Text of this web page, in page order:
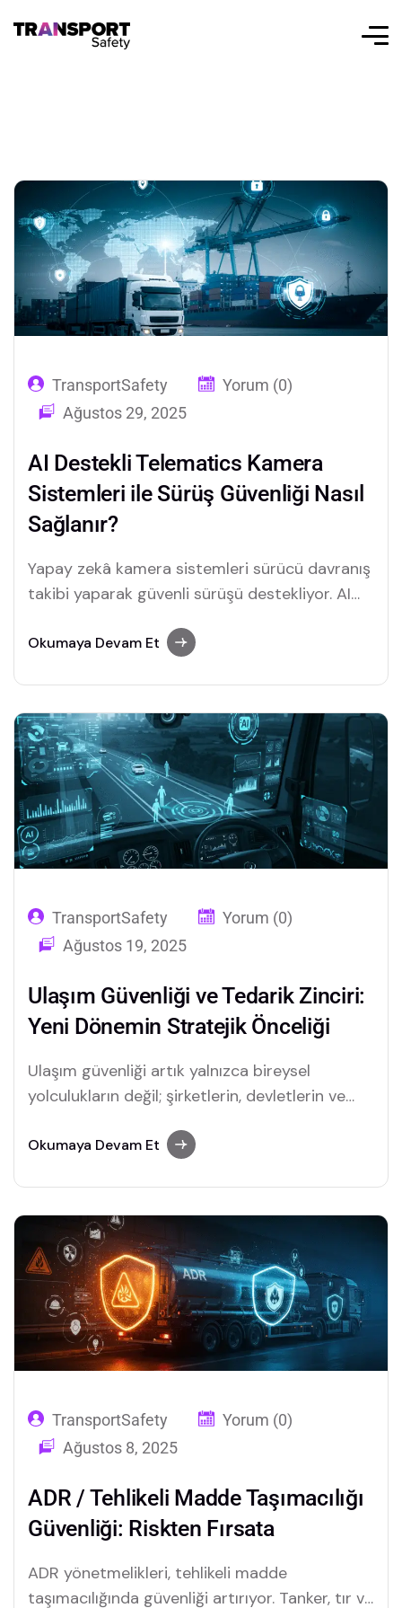
TransportSafety
Yorum (0)
Ağustos 29, 2025
AI Destekli Telematics Kamera
Sistemleri ile Sürüş Güvenliği Nasıl
Sağlanır?
Yapay zekâ kamera sistemleri sürücü davranış
takibi yaparak güvenli sürüşü destekliyor. AI
yönetimini geliştirmek artık mümkün.
Okumaya Devam Et
TransportSafety
Yorum (0)
Ağustos 19, 2025
Ulaşım Güvenliği ve Tedarik Zinciri:
Yeni Dönemin Stratejik Önceliği
Ulaşım güvenliği artık yalnızca bireysel
yolculukların değil; şirketlerin, devletlerin ve
yönetmeliği, AI destekli telematics kamera
Okumaya Devam Et
TransportSafety
Yorum (0)
Ağustos 8, 2025
ADR / Tehlikeli Madde Taşımacılığı
Güvenliği: Riskten Fırsata
ADR yönetmelikleri, tehlikeli madde
taşımacılığında güvenliği artırıyor. Tanker, tır ve